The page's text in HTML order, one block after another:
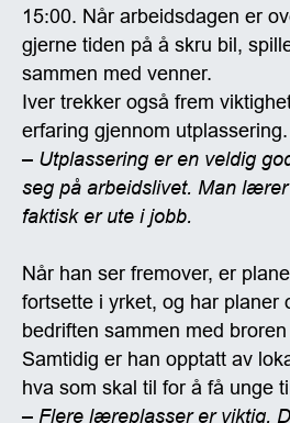
15:00. Når arbeidsdagen er
gjerne tiden på å skru bil,
sammen med venner.
Iver trekker også frem
erfaring gjennom utplassering.
– Utplassering er en veldig
seg på arbeidslivet. Man
faktisk er ute i jobb.
Når han ser fremover, er
fortsette i yrket, og har planer
bedriften sammen med
Samtidig er han opptatt av
hva som skal til for å få unge
– Flere læreplasser er viktig.